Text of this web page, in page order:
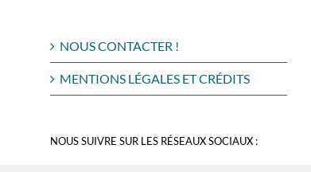
MENTIONS LÉGALES ET CRÉDITS